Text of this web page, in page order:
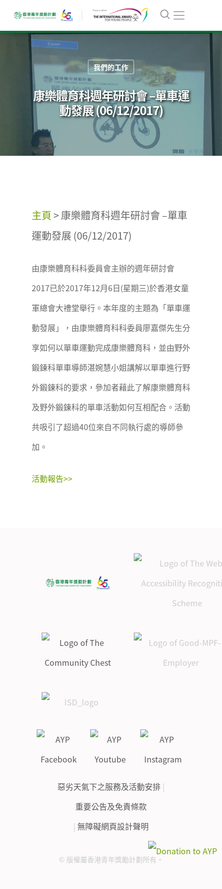
我們的工作
康樂體育科週年研討會 –單車運
動發展 (06/12/2017)
主頁>康樂體育科週年研討會 –單車
運動發展 (06/12/2017)
由康樂體育科科委員會主辦的週年研討會
2017已於2017年12月6日(星期三)於香港女童
軍總會大禮堂舉行。本年度的主題為「單車運
動發展」，由康樂體育科科委員廖嘉傑先生分
享如何以單車運動完成康樂體育科，並由野外
鍛鍊科單車導師湛婉慧小姐講解以單車進行野
外鍛鍊科的要求，參加者藉此了解康樂體育科
及野外鍛鍊科的單車活動如何互相配合。活動
共吸引了超過40位來自不同執行處的導師參
加。
活動報告>>
惡劣天氣下之服務及活動安排 |
重要公告及免責條款
| 無障礙網頁設計聲明
© 版權屬香港青年獎勵計劃所有。